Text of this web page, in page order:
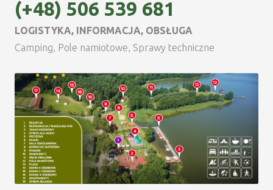
(+48) 506 539 681
LOGISTYKA, INFORMACJA, OBSŁUGA
Camping, Pole namiotowe, Sprawy techniczne